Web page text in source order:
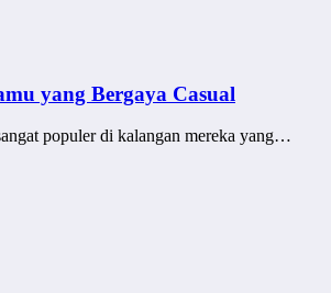
yang Bergaya Casual
populer di kalangan mereka yang…